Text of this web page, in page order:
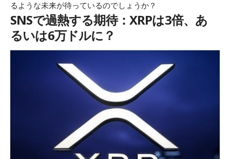
るような未来が待っているのでしょうか？
SNSで過熱する期待：XRPは3倍、あ
るいは6万ドルに？